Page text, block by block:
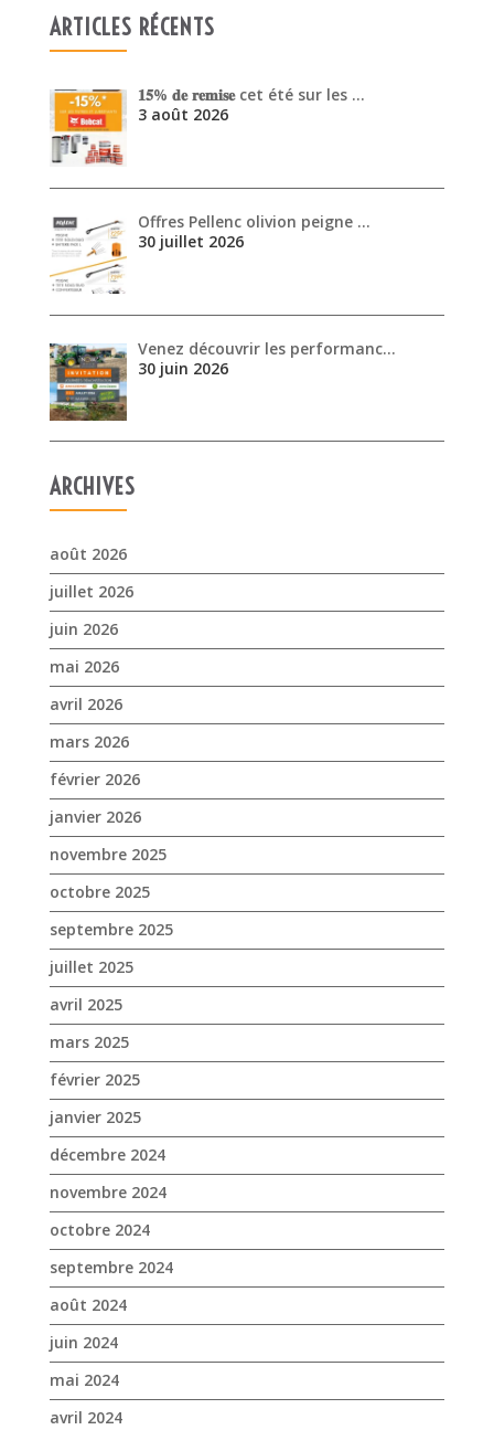
ARTICLES RÉCENTS
𝟏𝟓% 𝐝𝐞 𝐫𝐞𝐦𝐢𝐬𝐞 cet été sur les …
3 août 2026
Offres Pellenc olivion peigne …
30 juillet 2026
Venez découvrir les performanc…
30 juin 2026
ARCHIVES
août 2026
juillet 2026
juin 2026
mai 2026
avril 2026
mars 2026
février 2026
janvier 2026
novembre 2025
octobre 2025
septembre 2025
juillet 2025
avril 2025
mars 2025
février 2025
janvier 2025
décembre 2024
novembre 2024
octobre 2024
septembre 2024
août 2024
juin 2024
mai 2024
avril 2024